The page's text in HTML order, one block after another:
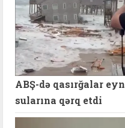
ABŞ-də qasırğalar
sularına qərq etdi